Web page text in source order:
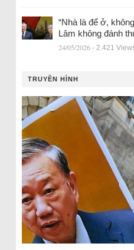
“Nhà là để ở,
Lâm không đánh
24/05/2026 - 2.421
TRUYỀN HÌNH